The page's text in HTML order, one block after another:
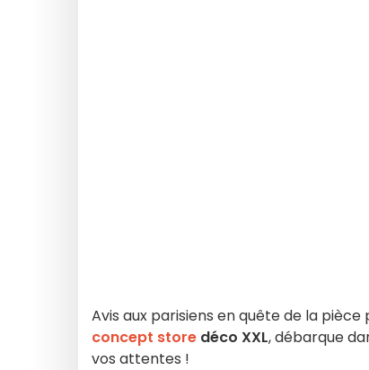
Avis aux parisiens en quête de la
concept store déco XXL, débarque
vos attentes !